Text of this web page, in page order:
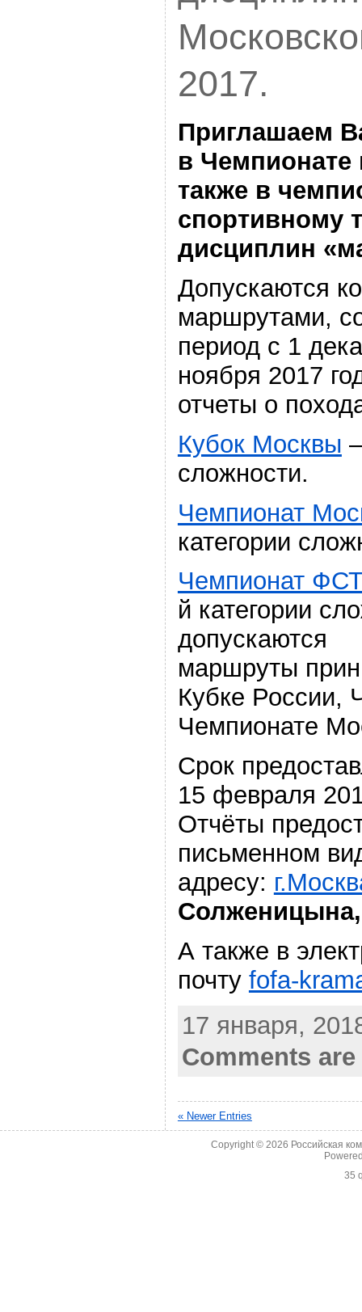
2017.
Приглашаем
в
также в
спортивному
дисциплин
Допускаются
маршрутами,
период с 1
ноября 2017
отчеты о
Кубок Москвы
сложности.
Чемпионат
категории
Чемпионат
й категории
допускаются
маршруты
Кубке России,
Чемпионате
Срок
15 февраля
Отчёты
письменном
адресу:
Солженицына,
А также в
почту fofa-
17 января,
Comments
« Newer Entries
Copyright © 2026 Российская
35